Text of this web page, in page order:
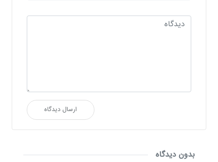
ارسال دیدگاه
بدون دیدگاه